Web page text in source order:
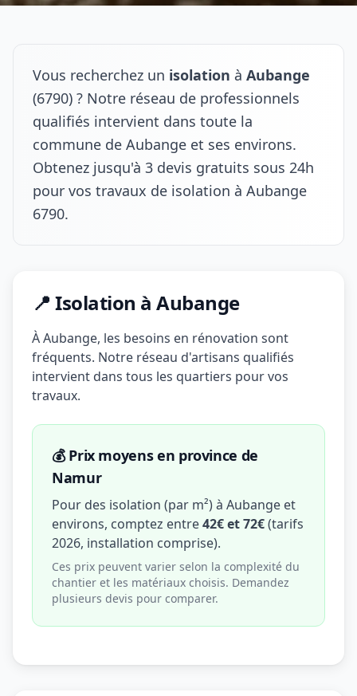
Vous recherchez un isolation à Aubange
(6790) ? Notre réseau de professionnels
qualifiés intervient dans toute la
commune de Aubange et ses environs.
Obtenez jusqu'à 3 devis gratuits sous 24h
pour vos travaux de isolation à Aubange
6790.
📍 Isolation à Aubange
À Aubange, les besoins en rénovation sont
fréquents. Notre réseau d'artisans qualifiés
intervient dans tous les quartiers pour vos
travaux.
💰 Prix moyens en province de
Namur
Pour des isolation (par m²) à Aubange et
environs, comptez entre42€ et 72€(tarifs
2026, installation comprise).
Ces prix peuvent varier selon la complexité du
chantier et les matériaux choisis. Demandez
plusieurs devis pour comparer.